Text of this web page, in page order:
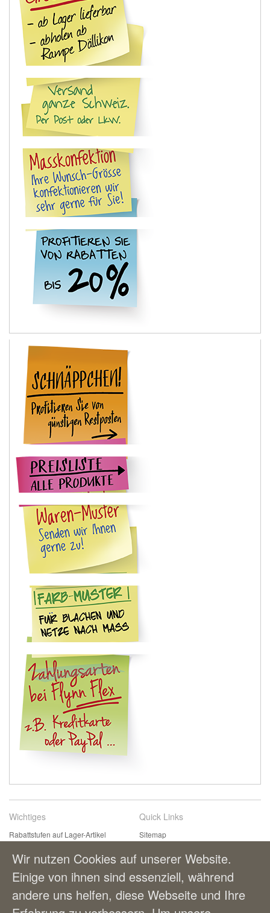
Wichtiges
Rabattstufen auf Lager-Artikel
Einfach & bequem bestellen
Zahlungsmöglichkeiten
Lieferung und Versandkosten
AGBs
Quick Links
Sitemap
Erweiterte Suche
Wir nutzen Cookies auf unserer Website.
Einige von ihnen sind essenziell, während
andere uns helfen, diese Webseite und Ihre